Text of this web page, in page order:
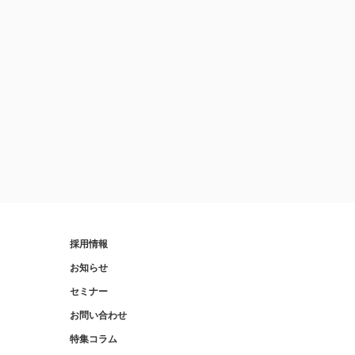
採用情報
お知らせ
セミナー
お問い合わせ
特集コラム